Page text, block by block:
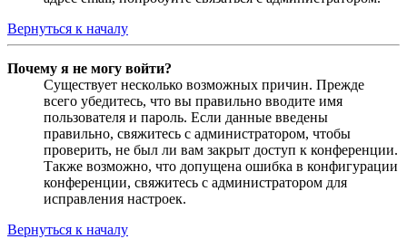
Вернуться к началу
Почему я не могу войти?
Существует несколько возможных причин. Прежде
всего убедитесь, что вы правильно вводите имя
пользователя и пароль. Если данные введены
правильно, свяжитесь с администратором, чтобы
проверить, не был ли вам закрыт доступ к конференции.
Также возможно, что допущена ошибка в конфигурации
конференции, свяжитесь с администратором для
исправления настроек.
Вернуться к началу